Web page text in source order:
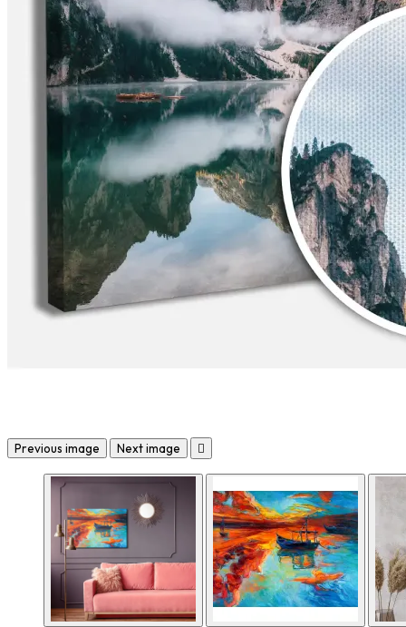
Previous image Next image 